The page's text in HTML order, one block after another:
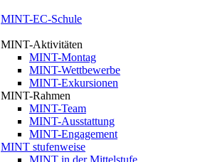
MINT-EC-Schule
MINT-Aktivitäten
MINT-Montag
MINT-Wettbewerbe
MINT-Exkursionen
MINT-Rahmen
MINT-Team
MINT-Ausstattung
MINT-Engagement
MINT stufenweise
MINT in der Mittelstufe